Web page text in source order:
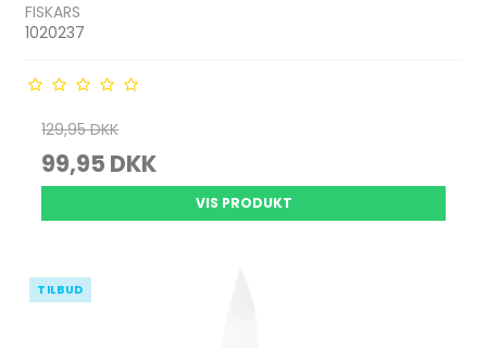
FISKARS
1020237
129,95 DKK
99,95 DKK
VIS PRODUKT
TILBUD